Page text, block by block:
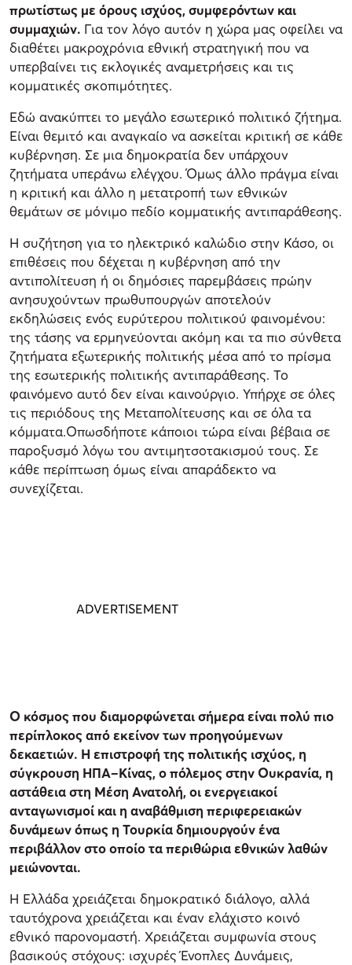
πρωτίστως με όρους ισχύος, συμφερόντων και
συμμαχιών. Για τον λόγο αυτόν η χώρα μας οφείλει να
διαθέτει μακροχρόνια εθνική στρατηγική που να
υπερβαίνει τις εκλογικές αναμετρήσεις και τις
κομματικές σκοπιμότητες.
Εδώ ανακύπτει το μεγάλο εσωτερικό πολιτικό ζήτημα.
Είναι θεμιτό και αναγκαίο να ασκείται κριτική σε κάθε
κυβέρνηση. Σε μια δημοκρατία δεν υπάρχουν
ζητήματα υπεράνω ελέγχου. Όμως άλλο πράγμα είναι
η κριτική και άλλο η μετατροπή των εθνικών
θεμάτων σε μόνιμο πεδίο κομματικής αντιπαράθεσης.
Η συζήτηση για το ηλεκτρικό καλώδιο στην Κάσο, οι
επιθέσεις που δέχεται η κυβέρνηση από την
αντιπολίτευση ή οι δημόσιες παρεμβάσεις πρώην
ανησυχούντων πρωθυπουργών αποτελούν
εκδηλώσεις ενός ευρύτερου πολιτικού φαινομένου:
της τάσης να ερμηνεύονται ακόμη και τα πιο σύνθετα
ζητήματα εξωτερικής πολιτικής μέσα από το πρίσμα
της εσωτερικής πολιτικής αντιπαράθεσης. Το
φαινόμενο αυτό δεν είναι καινούργιο. Υπήρχε σε όλες
τις περιόδους της Μεταπολίτευσης και σε όλα τα
κόμματα.Οπωσδήποτε κάποιοι τώρα είναι βέβαια σε
παροξυσμό λόγω του αντιμητσοτακισμού τους. Σε
κάθε περίπτωση όμως είναι απαράδεκτο να
συνεχίζεται.
Ο κόσμος που διαμορφώνεται σήμερα είναι πολύ πιο
περίπλοκος από εκείνον των προηγούμενων
δεκαετιών. Η επιστροφή της πολιτικής ισχύος, η
σύγκρουση ΗΠΑ–Κίνας, ο πόλεμος στην Ουκρανία, η
αστάθεια στη Μέση Ανατολή, οι ενεργειακοί
ανταγωνισμοί και η αναβάθμιση περιφερειακών
δυνάμεων όπως η Τουρκία δημιουργούν ένα
περιβάλλον στο οποίο τα περιθώρια εθνικών λαθών
μειώνονται.
Η Ελλάδα χρειάζεται δημοκρατικό διάλογο, αλλά
ταυτόχρονα χρειάζεται και έναν ελάχιστο κοινό
εθνικό παρονομαστή. Χρειάζεται συμφωνία στους
βασικούς στόχους: ισχυρές Ένοπλες Δυνάμεις,